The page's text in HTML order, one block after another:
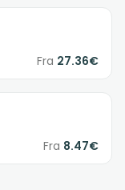
Fra 27.36€
Fra 8.47€